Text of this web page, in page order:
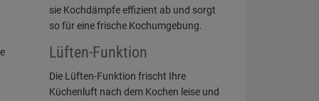
sie Kochdämpfe effizient ab und sorgt
so für eine frische Kochumgebung.
Lüften-Funktion
Die Lüften-Funktion frischt Ihre
Küchenluft nach dem Kochen leise und